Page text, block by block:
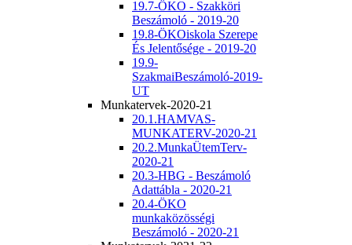
19.7-ÖKO - Szakköri
Beszámoló - 2019-20
19.8-ÖKOiskola Szerepe
És Jelentősége - 2019-20
19.9-
SzakmaiBeszámoló-2019-
UT
Munkatervek-2020-21
20.1.HAMVAS-
MUNKATERV-2020-21
20.2.MunkaÜtemTerv-
2020-21
20.3-HBG - Beszámoló
Adattábla - 2020-21
20.4-ÖKO
munkaközösségi
Beszámoló - 2020-21